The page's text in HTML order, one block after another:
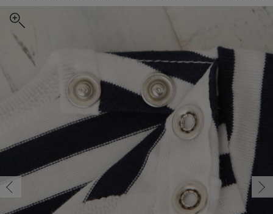
戻る
新生児服全て
コンビ肌着・新生児/ベビー肌着
ツーウェイオール・2WAYオール（新生児）
戻る
ベビー服全て
ロンパース・カバーオール
ベビー パンツ
ベビー スカート
ベビートップス
戻る
シーズンアイテム全て
戻る
ベビー・新生児 寝具全て
ベビーベッド・布団 （ベビー・新生児）
ベビー ブランケット・タオルケット
おくるみ（新生児）
戻る
ベビー 雑貨全て
ベビーチェア（ハイローチェア）・ベビーラック
プレイマット・ベビー マット
ベビー 雑貨 小物
ベビー安全グッズ
ベビーおもちゃ
戻る
お出かけグッズ全て
ベビーケープ
戻る
ベビー｜季節の特集全て
猛暑からベビーを守るひんやりグッズ
夏のお役立ちベビーウェア
シンカーパイル特集
ベビーの動物なりきり特集
ベビー 夏のお役立ちグッズ特集
【素材別】ベビーロンパース特集
戻る
アウトレット全て
【アウトレット】ワンピース
【アウトレット】トップス・授乳トップス
【アウトレット】ボトムス
【アウトレット】パジャマ
【アウトレット】インナー
【アウトレット】ベビー
戻る
特集全て
見えてもカワイイ
冷房対策
接触冷感素材
戻る
再入荷全て 送料無料アイテム全て
ワンピース
トップス
パンツ
スカート
パジャマ
インナー
ブラキャミ おまとめ
MAX55%OFF ブラックフ
【37周年祭セール】
【37周年祭セール】
【37周年祭セール】
気温差別オススメア
【15℃】3月下旬～
【〜10℃】3月中旬
動きやすく着回しで
涼しくて可愛い「ワ
強撚スムース(コスパ
マタニティウェア
【おまとめ割】パジ
こだわりの履き心地
カジュアル
デニム
レギンス
オフィス
ジャケット派
きれいめトップス派
きれいめスカート派
きれいめ美脚パンツ派
ツィード派
王道シンプル派
出産準備応援割全て
マタニティパジャマ
マタニティインナー
ベビー
【オフィスカジュア
【オフィスカジュア
レギンスタイプ
パンツタイプ
【フォーマル】ワン
【フォーマル】ボト
【フォーマル】トッ
【ベビー】長袖
【ベビー】半袖
【ベビー】グッズ
ハンカチ
2WAYオール
コンビ肌着
短肌着
セット
快適ウェア10%OFF
快適ウェア10%OFF
春のマタニティワン
セットアップ・ レイ
Aライン ・フレアワ
Iライン ・タイトシ
ジャンパースカート/
ワーク・オフィス
カジュアル
Gift Selection 出産
〜3,000円（税込）
〜5,000円（税込）
〜10,000円（税込）
10,001円（税込）〜
女の子におススメの
男の子におススメの
冬の冷え対策インナ
薄くてあったか
綿混素材
腹巻・ひざ上パンツ
保温&リカバリー
レギンス・タイツ
カップ付きインナー
入院準備の持ち物チ
入院してすぐ使うグ
赤ちゃんへ使うもの
産後に使うグッズ
冬のあったか特集全て
【冬のあったか特集
【冬のあったか特集
【冬のあったか特集
【冬のあったか特集